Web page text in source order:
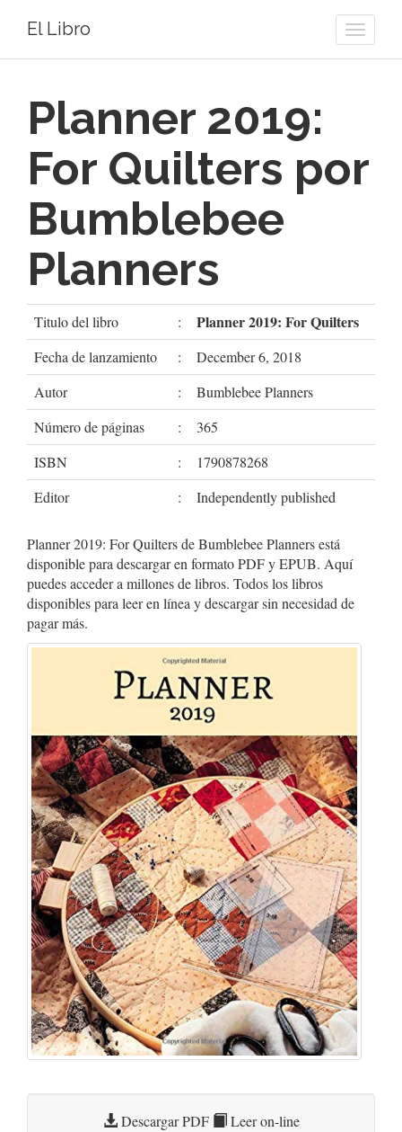
Toggle
El Libro
Planner 2019:
For Quilters por
Bumblebee
Planners
Titulo del libro : Planner 2019: For Quilters
Fecha de lanzamiento :
December 6, 2018
Autor
:
Bumblebee Planners
Número de páginas
:
365
ISBN
:
1790878268
Editor
: Independently published
Planner 2019: For Quilters de Bumblebee Planners está
disponible para descargar en formato PDF y EPUB. Aquí
puedes acceder a millones de libros. Todos los libros
disponibles para leer en línea y descargar sin necesidad de
pagar más.
Descargar PDF Leer on-line